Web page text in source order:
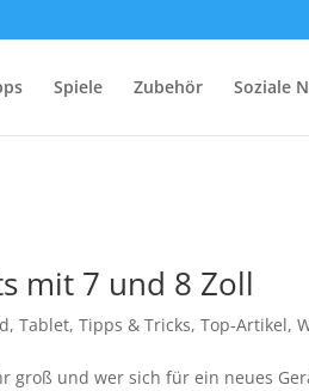
Spiele Zubehör Soziale
mit 7 und 8 Zoll
,Tablet,Tipps & Tricks,Top-Artikel,
groß und wer sich für ein neues